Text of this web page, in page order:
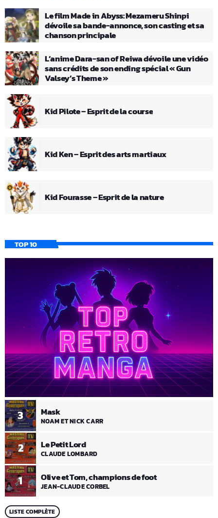
Le film Made in Abyss: Mezameru Shinpi
dévoile sa bande-annonce, son casting et sa
chanson principale
L’anime Dara-san of Reiwa dévoile une vidéo
sans crédits de son ending spécial « Gun
Valsey’s Theme »
Kid Pilote – Esprit de la course
Kid Ken – Esprit des arts martiaux
Kid Fourasse – Esprit de la nature
TOP 10
1 Olive et Tom, champions de foot
JEAN-CLAUDE CORBEL
2 Le Petit Lord
CLAUDE LOMBARD
3 Mask
NOAM ET NICK CARR
LISTE COMPLÈTE